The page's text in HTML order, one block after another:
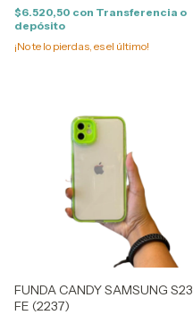
$6.520,50 con Transferencia o
depósito
¡No te lo pierdas, es el último!
FUNDA CANDY SAMSUNG S23
FE (2237)